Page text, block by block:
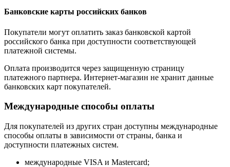
Банковские карты российских банков
Покупатели могут оплатить заказ банковской картой
российского банка при доступности соответствующей
платежной системы.
Оплата производится через защищенную страницу
платежного партнера. Интернет-магазин не хранит данные
банковских карт покупателей.
Международные способы оплаты
Для покупателей из других стран доступны международные
способы оплаты в зависимости от страны, банка и
доступности платежных систем.
международные VISA и Mastercard;